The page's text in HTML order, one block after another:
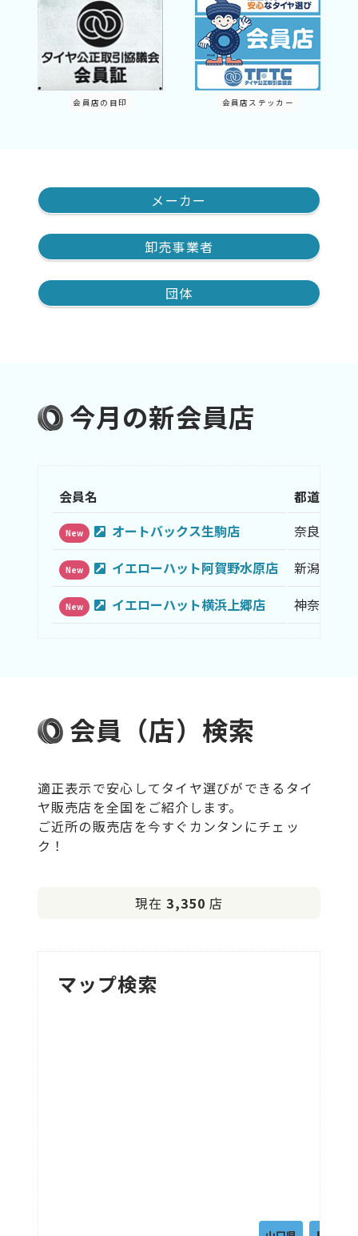
会員店の目印 会員店ステッカー
メーカー
卸売事業者
団体
今月の新会員店
会員名 都道府県
New オートバックス生駒店 奈良県
New イエローハット阿賀野水原店 新潟県
New イエローハット横浜上郷店 神奈川県
会員（店）検索
適正表示で安心してタイヤ選びができるタイ
ヤ販売店を全国をご紹介します。
ご近所の販売店を今すぐカンタンにチェッ
ク！
現在3,350 店
マップ検索